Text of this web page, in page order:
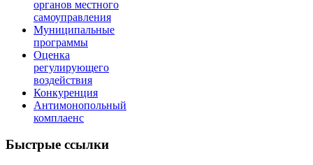
органов местного
самоуправления
Муниципальные
программы
Оценка
регулирующего
воздействия
Конкуренция
Антимонопольный
комплаенс
Быстрые ссылки